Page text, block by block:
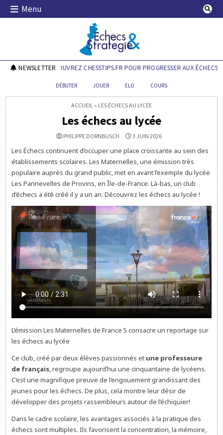
Skip
Menu
Echecs & Stratégie
NEWSLETTERDÉCOUVREZ CHESSTIPS.FR POUR PROGRESSER AUX ÉCHECS !
DÉBUTER JOUER ELO COURS
ACCUEIL » LES ÉCHECS AU LYCÉE
Les échecs au lycée
PHILIPPE DORNBUSCH 3 JUIN 2026
Les Échecs continuent d’occuper une place croissante au sein des
établissements scolaires. Les Maternelles, une émission très
populaire auprès du grand public, met en avant l’exemple du lycée
Les Pannevelles de Provins, en Île-de-France. Là-bas, un club
d’échecs a été créé il y a un an. Découvrez les échecs au lycée !
L’émission Les Maternelles de France 5 consacre un reportage sur
les échecs au lycée
Ce club, créé par deux élèves passionnés et une professeure
de français, regroupe aujourd’hui une cinquantaine de lycéens.
C’est une magnifique preuve de l’engouement grandissant des
jeunes pour les échecs. De plus, cela montre leur désir de
développer des projets rassembleurs autour de l’échiquier!
Dans le cadre scolaire, les avantages associés à la pratique des
échecs sont multiples. Ils favorisent la concentration, la mémoire,